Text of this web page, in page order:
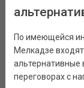
По имеющейся
Мелкадзе
альтернативные
переговорах с